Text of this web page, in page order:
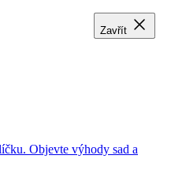
Objevte výhody sad a
Zavřít
Zavřít
Zavřít